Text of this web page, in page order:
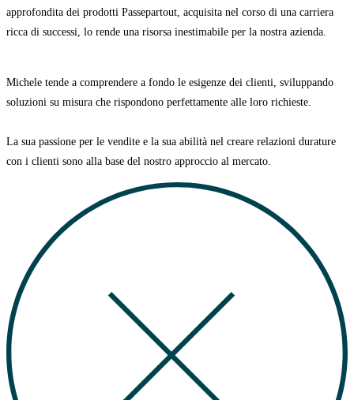
approfondita dei prodotti Passepartout, acquisita nel corso di una carriera
ricca di successi, lo rende una risorsa inestimabile per la nostra azienda.
Michele tende a comprendere a fondo le esigenze dei clienti, sviluppando
soluzioni su misura che rispondono perfettamente alle loro richieste.
La sua passione per le vendite e la sua abilità nel creare relazioni durature
con i clienti sono alla base del nostro approccio al mercato.